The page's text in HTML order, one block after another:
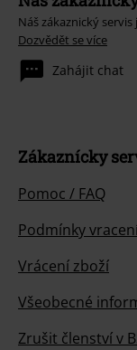
Náš zákaznický
Dozvědět se více
Zahájit chat
Zákaznícky
Pomoc / FAQ
Podmínky
Vrácení zboží
Všeobecné
Zrušit členství v